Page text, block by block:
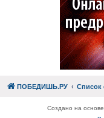
ПОБЕДИШЬ.РУ
Создано на основе